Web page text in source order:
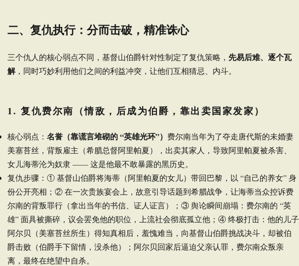
二、复仇执行：分而击破，精准诛心
三个仇人的核心弱点不同，基督山伯爵针对性制定了复仇策略， 先易后难、逐个瓦
解，同时巧妙利用他们之间的利益冲突，让他们互相猜忌、内斗。
1. 复仇费尔南（情敌，后成为伯爵，靠出卖国家发家）
核心弱点： 名誉（靠谎言堆砌的 “英雄光环”） 费尔南当年为了夺走唐代斯的未婚妻
美塞苔丝，背叛雇主（希腊总督阿里帕夏），出卖其家人，导致阿里帕夏被杀害、
女儿海蒂沦为奴隶 —— 这是他最不敢暴露的黑历史。
复仇步骤：① 基督山伯爵将海蒂（阿里帕夏的女儿）带回巴黎，以 “自己的养女” 身
份公开亮相；② 在一次贵族宴会上，故意引导话题到希腊战争，让海蒂当众控诉费
尔南的背叛罪行（拿出当年的书信、证人证言）；③ 舆论瞬间崩塌：费尔南的 “英
雄” 面具被撕碎，议会罢免他的职位，上流社会彻底孤立他；④ 终极打击：他的儿子
阿尔贝（美塞苔丝所生）得知真相后，羞愧难当，向基督山伯爵挑战决斗，却被伯
爵击败（伯爵手下留情，没杀他）；阿尔贝回家后逼迫父亲认罪，费尔南众叛亲
离，最终在绝望中自杀。